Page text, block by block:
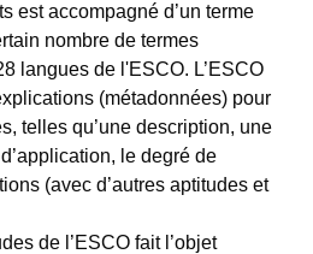
est accompagné d’un terme
nombre de termes
langues de l'ESCO. L’ESCO
(métadonnées) pour
telles qu’une description, une
le degré de
(avec d’autres aptitudes et
de l’ESCO fait l’objet